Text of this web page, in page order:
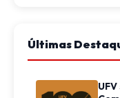
Últimas